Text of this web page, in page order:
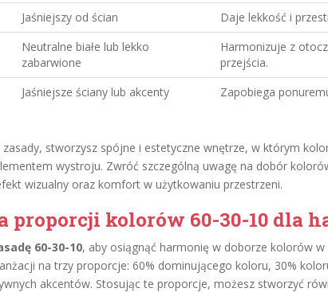
Jaśniejszy od ścian
Daje lekkość i
Neutralne białe lub lekko
zabarwione
Harmonizuje z
przejścia.
Jaśniejsze ściany lub akcenty Zapobiega
stworzysz spójne i estetyczne wnętrze, w którym
wystroju. Zwróć szczególną uwagę na dobór
wizualny oraz komfort w użytkowaniu przestrzeni.
proporcji kolorów 60-30-10 dla
60-30-10, aby osiągnąć harmonię w doborze kolorów
na trzy proporcje: 60% dominującego koloru, 30%
akcentów. Stosując te proporcje, możesz stworzyć